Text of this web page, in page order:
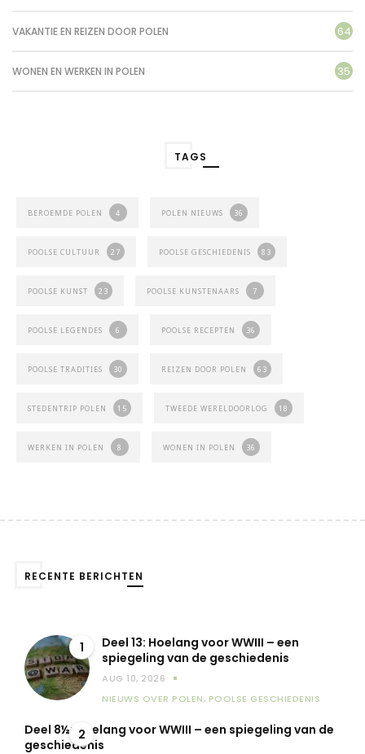
VAKANTIE EN REIZEN DOOR POLEN 64
WONEN EN WERKEN IN POLEN 35
TAGS
BEROEMDE POLEN 4 POLEN NIEUWS 36
POOLSE CULTUUR 27 POOLSE GESCHIEDENIS 83
POOLSE KUNST 23 POOLSE KUNSTENAARS 7
POOLSE LEGENDES 6 POOLSE RECEPTEN 36
POOLSE TRADITIES 30 REIZEN DOOR POLEN 63
STEDENTRIP POLEN 15 TWEEDE WERELDOORLOG 18
WERKEN IN POLEN 8 WONEN IN POLEN 36
RECENTE BERICHTEN
1
Deel 13: Hoelang voor WWIII – een
spiegeling van de geschiedenis
AUG 10, 2026
NIEUWS OVER POLEN, POOLSE GESCHIEDENIS
2
Deel 8½: Hoelang voor WWIII – een spiegeling van de
geschiedenis